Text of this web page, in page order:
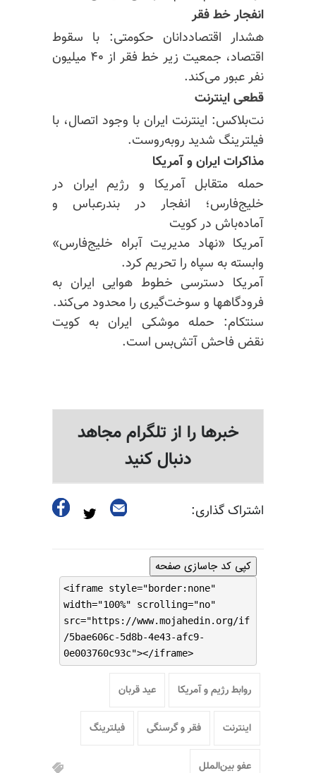
انفجار خط فقر
هشدار اقتصاددانان حکومتی: با سقوط
اقتصاد، جمعیت زیر خط فقر از ۴۰ میلیون
نفر عبور می‌کند.
قطعی اینترنت
نت‌بلاکس: اینترنت ایران با وجود اتصال، با
فیلترینگ شدید روبه‌روست.
مذاکرات ایران و آمریکا
حمله متقابل آمریکا و رژیم ایران در
خلیج‌فارس؛ انفجار در بندرعباس و
آماده‌باش در کویت
آمریکا «نهاد مدیریت آبراه خلیج‌فارس»
وابسته به سپاه را تحریم کرد.
آمریکا دسترسی خطوط هوایی ایران به
فرودگاهها و سوخت‌گیری را محدود می‌کند.
سنتکام: حمله موشکی ایران به کویت
نقض فاحش آتش‌بس است.
خبرها را از تلگرام مجاهد
دنبال کنید
اشتراک گذاری:
کپی کد جاسازی صفحه
<iframe style="border:none"
width="100%" scrolling="no"
src="https://www.mojahedin.org/if
/5bae606c-5d8b-4e43-afc9-
0e003760c93c"></iframe>
روابط رژیم و آمریکا عید قربان
اینترنت فقر و گرسنگی فیلترینگ
عفو بین‌الملل